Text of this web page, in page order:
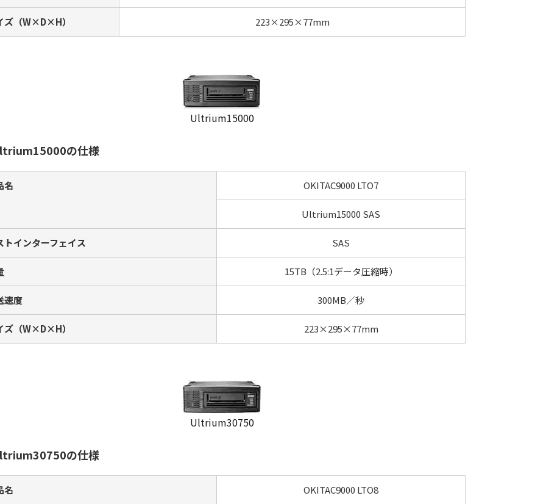
ズ（W×D×H） 223×295×77mm
Ultrium15000
の仕様
名 OKITAC9000 LTO7
Ultrium15000 SAS
トインターフェイス SAS
15TB（2.5:1データ圧縮時）
速度 300MB／秒
ズ（W×D×H） 223×295×77mm
Ultrium30750
の仕様
名 OKITAC9000 LTO8